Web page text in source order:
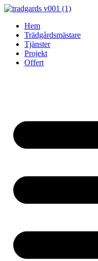
Skip
contentHem
Trädgårdsmästare
Tjänster
Projekt
Offert